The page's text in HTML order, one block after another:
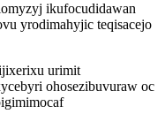
ikufocudidawan
yrodimahyjic teqisacejo
urimit
ohosezibuvuraw oc